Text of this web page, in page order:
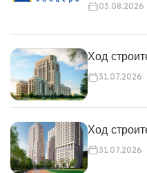
03.08.2026
Ход
31.07.2026
Ход
31.07.2026